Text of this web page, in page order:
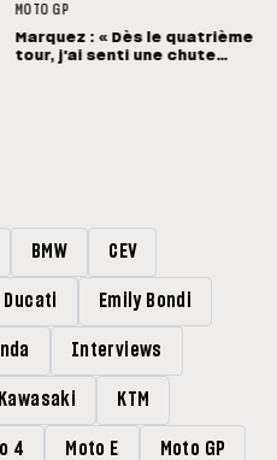
MOTO GP
Marquez : « Dès le quatrième
tour, j'ai senti une chute
BMW CEV
Ducati Emily Bondi
Interviews
Kawasaki KTM
4 Moto E Moto GP